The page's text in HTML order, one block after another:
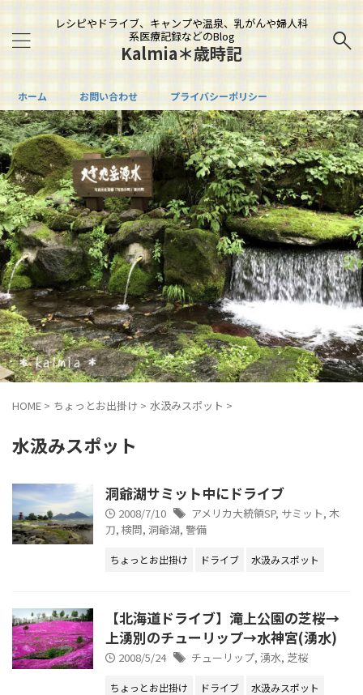
レシピやドライブ、キャンプや温泉、乳がんや婦人科
系医療記録などのBlog
Kalmia＊歳時記
ホーム お問い合わせ プライバシーポリシー
HOME > ちょっとお出掛け > 水汲みスポット >
水汲みスポット
洞爺湖サミット中にドライブ
2008/7/10 アメリカ大統領SP, サミット, 木
刀, 検問, 洞爺湖, 警備
ちょっとお出掛け ドライブ 水汲みスポット
【北海道ドライブ】滝上公園の芝桜→
上湧別のチューリップ→水神宮(湧水)
2008/5/24 チューリップ, 湧水, 芝桜
ちょっとお出掛け ドライブ 水汲みスポット